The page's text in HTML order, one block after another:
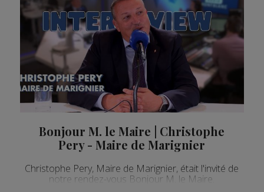
Bonjour M. le Maire | Christophe
Pery - Maire de Marignier
Christophe Pery, Maire de Marignier, était l'invité de
notre rendez-vous Bonjour M. le Maire.